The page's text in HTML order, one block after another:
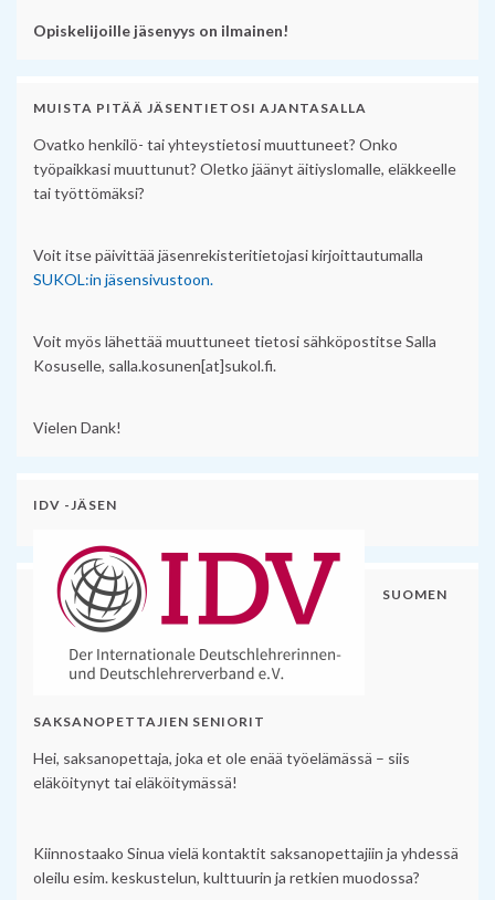
Opiskelijoille jäsenyys on ilmainen!
MUISTA PITÄÄ JÄSENTIETOSI AJANTASALLA
Ovatko henkilö- tai yhteystietosi muuttuneet? Onko
työpaikkasi muuttunut? Oletko jäänyt äitiyslomalle, eläkkeelle
tai työttömäksi?
Voit itse päivittää jäsenrekisteritietojasi kirjoittautumalla
SUKOL:in jäsensivustoon.
Voit myös lähettää muuttuneet tietosi sähköpostitse Salla
Kosuselle, salla.kosunen[at]sukol.fi.
Vielen Dank!
IDV -JÄSEN
SUOMEN
SAKSANOPETTAJIEN SENIORIT
Hei, saksanopettaja, joka et ole enää työelämässä – siis
eläköitynyt tai eläköitymässä!
Kiinnostaako Sinua vielä kontaktit saksanopettajiin ja yhdessä
oleilu esim. keskustelun, kulttuurin ja retkien muodossa?